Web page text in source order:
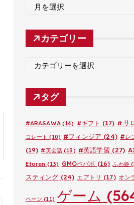
カ
イ
カテゴリー
ゴ
リ
タグ
#ARASAWA(14) #ギフト (17) #サ
コレート (10) #フィンジア (24) #レ
(19) #英会話 (13) #英語学習 (27)
Etoren (13) GMOペパボ (16) ふわ姫
スティング (24) エアトリ (17) オン
ペーン (11) ゲーム